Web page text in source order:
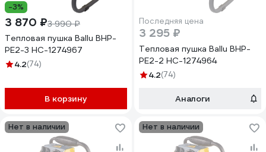
-3%
3 870 ₽3 990 ₽
Тепловая пушка Ballu BHP-
PE2-3 НС-1274967
4.2(74)
В корзину
Последняя цена
3 295 ₽
Тепловая пушка Ballu BHP-
PE2-2 НС-1274964
4.2(74)
Аналоги
Нет в наличии Нет в наличии